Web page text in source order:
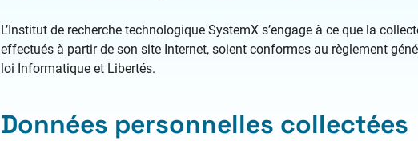
L’Institut de recherche technologique SystemX s’engage à ce que la
effectués à partir de son site Internet, soient conformes au règlement
loi Informatique et Libertés.
Données personnelles collectées